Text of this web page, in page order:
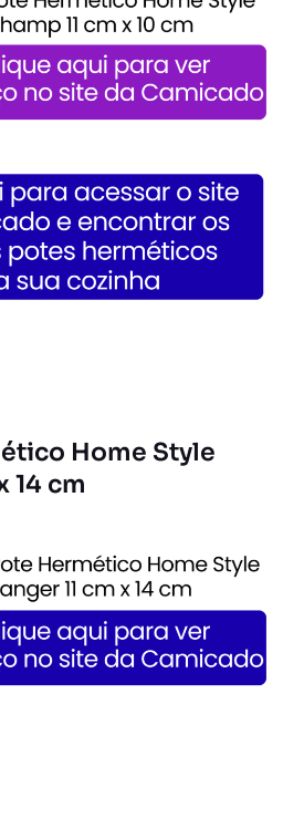
Home Style
14 cm